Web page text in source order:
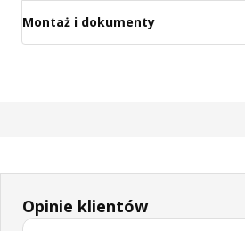
Montaż i dokumenty
Opinie klientów